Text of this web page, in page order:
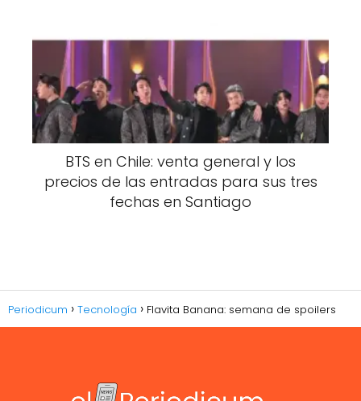
BTS en Chile: venta general y los
precios de las entradas para sus tres
fechas en Santiago
Periodicum Tecnología Flavita Banana: semana de spoilers